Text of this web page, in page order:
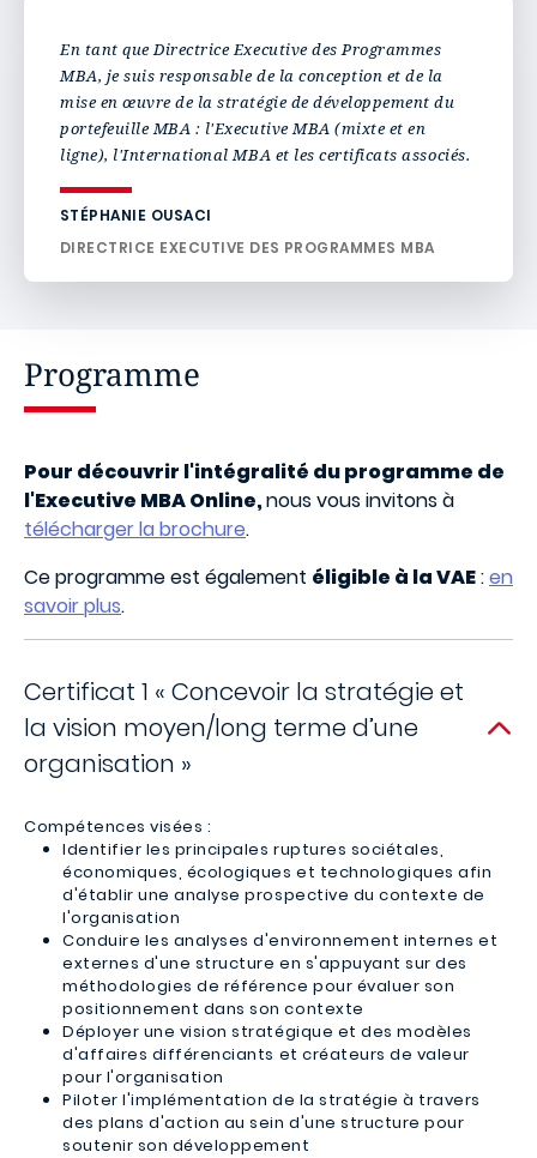
En tant que Directrice Executive des Programmes
MBA, je suis responsable de la conception et de la
mise en œuvre de la stratégie de développement du
portefeuille MBA : l'Executive MBA (mixte et en
ligne), l'International MBA et les certificats associés.
STÉPHANIE OUSACI
DIRECTRICE EXECUTIVE DES PROGRAMMES MBA
Programme
Pour découvrir l'intégralité du programme de
l'Executive MBA Online,nous vous invitons à
télécharger la brochure.
Ce programme est également éligible à la VAE:en
savoir plus.
Certificat 1 « Concevoir la stratégie et
la vision moyen/long terme d’une
organisation »
Compétences visées :
Identifier les principales ruptures sociétales,
économiques, écologiques et technologiques afin
d'établir une analyse prospective du contexte de
l'organisation
Conduire les analyses d'environnement internes et
externes d'une structure en s'appuyant sur des
méthodologies de référence pour évaluer son
positionnement dans son contexte
Déployer une vision stratégique et des modèles
d'affaires différenciants et créateurs de valeur
pour l'organisation
Piloter l'implémentation de la stratégie à travers
des plans d'action au sein d'une structure pour
soutenir son développement